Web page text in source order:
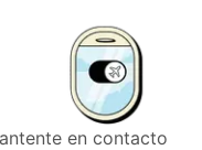
en contacto